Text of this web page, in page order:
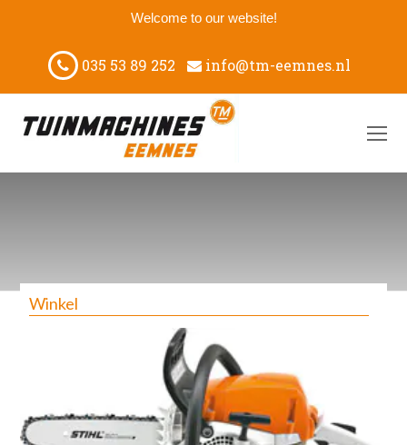
Welcome to our website!
035 53 89 252 info@tm-eemnes.nl
Winkel